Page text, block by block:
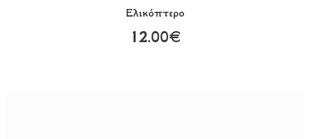
Ελικόπτερο
12.00€